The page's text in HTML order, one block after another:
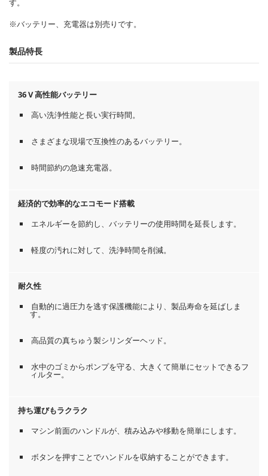
す。
※バッテリー、充電器は別売りです。
製品特長
36 V 高性能バッテリー
高い洗浄性能と長い実行時間。
さまざまな現場で互換性のあるバッテリー。
時間節約の急速充電器。
経済的で効率的なエコモード搭載
エネルギーを節約し、バッテリーの使用時間を延長します。
軽度の汚れに対して、洗浄時間を削減。
耐久性
自動的に過圧力を逃す保護機能により、製品寿命を延ばしま
す。
高品質の真ちゅう製シリンダーヘッド。
水中のゴミからポンプを守る、大きくて簡単にセットできるフ
ィルター。
持ち運びもラクラク
マシン前面のハンドルが、積み込みや移動を簡単にします。
ボタンを押すことでハンドルを収納することができます。